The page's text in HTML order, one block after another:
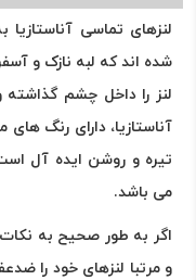
لنزهای تماسی
شده اند که لبه نازک و
لنز را داخل چشم گذاشته
آناستازیا، دارای رنگ
تیره و روشن ایده آل
می باشد.
اگر به طور صحیح به
و مرتبا لنزهای خود را